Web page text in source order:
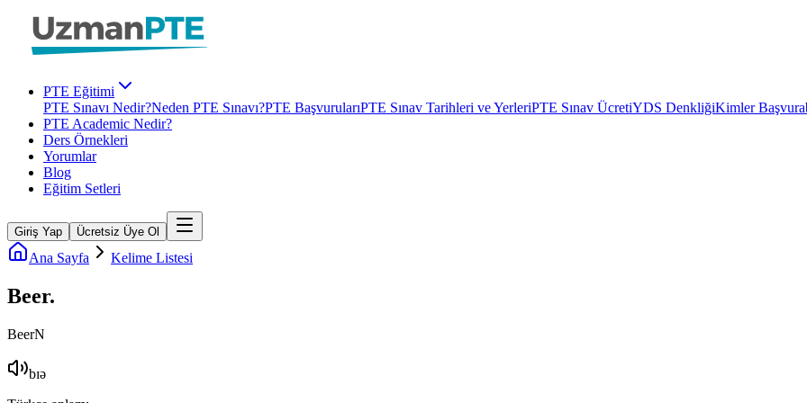
PTE Eğitimi
PTE Sınavı Nedir?Neden PTE Sınavı?PTE BaşvurularıPTE Sınav Tarihleri ve YerleriPTE Sınav ÜcretiYDS DenkliğiKimler
PTE Academic Nedir?
Ders Örnekleri
Yorumlar
Blog
Eğitim Setleri
Giriş Yap Ücretsiz Üye Ol
Ana Sayfa Kelime Listesi
Beer.
BeerN
bɪə